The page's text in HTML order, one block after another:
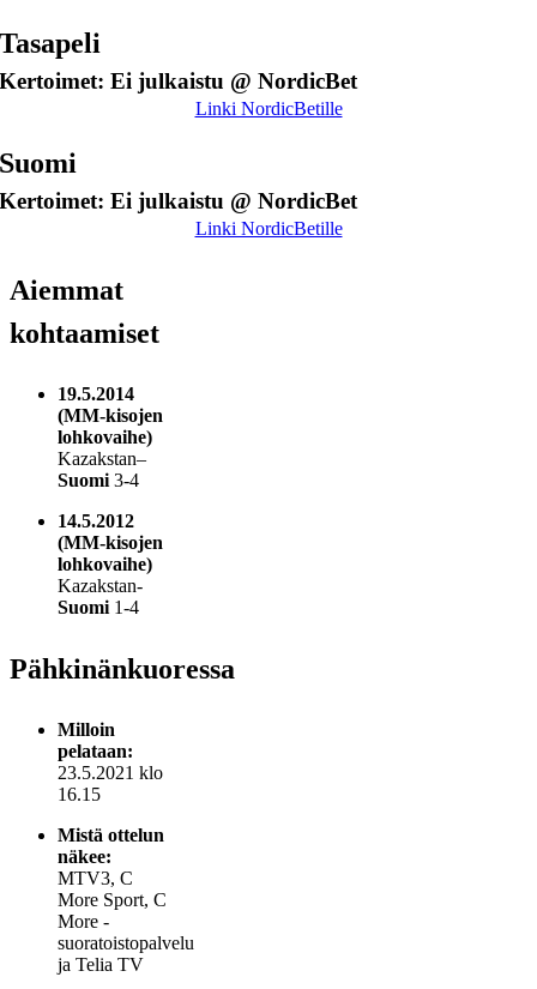
Tasapeli
Kertoimet: Ei julkaistu @ NordicBet
Linki NordicBetille
Suomi
Kertoimet: Ei julkaistu @ NordicBet
Linki NordicBetille
Aiemmat
kohtaamiset
19.5.2014
(MM-kisojen
lohkovaihe)
Kazakstan–
Suomi 3-4
14.5.2012
(MM-kisojen
lohkovaihe)
Kazakstan-
Suomi 1-4
Pähkinänkuoressa
Milloin
pelataan:
23.5.2021 klo
16.15
Mistä ottelun
näkee:
MTV3, C
More Sport, C
More -
suoratoistopalvelu
ja Telia TV